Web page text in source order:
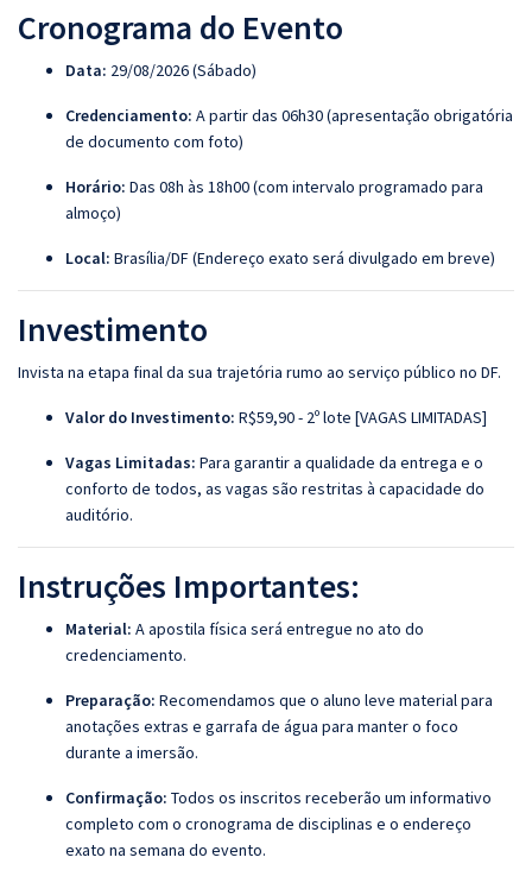
Cronograma do Evento
Data: 29/08/2026 (Sábado)
Credenciamento: A partir das 06h30 (apresentação obrigatória
de documento com foto)
Horário: Das 08h às 18h00 (com intervalo programado para
almoço)
Local: Brasília/DF (Endereço exato será divulgado em breve)
Investimento
Invista na etapa final da sua trajetória rumo ao serviço público no DF.
Valor do Investimento: R$59,90 - 2º lote [VAGAS LIMITADAS]
Vagas Limitadas: Para garantir a qualidade da entrega e o
conforto de todos, as vagas são restritas à capacidade do
auditório.
Instruções Importantes:
Material: A apostila física será entregue no ato do
credenciamento.
Preparação: Recomendamos que o aluno leve material para
anotações extras e garrafa de água para manter o foco
durante a imersão.
Confirmação: Todos os inscritos receberão um informativo
completo com o cronograma de disciplinas e o endereço
exato na semana do evento.